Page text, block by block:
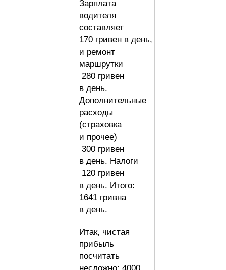
Зарплата
водителя
составляет
170 гривен в день,
и ремонт
маршрутки
280 гривен
в день.
Дополнительные
расходы
(страховка
и прочее)
300 гривен
в день. Налоги
120 гривен
в день. Итого:
1641 гривна
в день.
Итак, чистая
прибыль
посчитать
несложно: 4000